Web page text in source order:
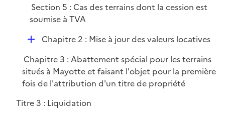
i
e
r
Section 5 : Cas des terrains dont la cession est
soumise à TVA
D
p
l
i
e
Chapitre 2 : Mise à jour des valeurs locatives
Chapitre 3 : Abattement spécial pour les terrains
situés à Mayotte et faisant l'objet pour la première
fois de l'attribution d'un titre de propriété
Titre 3 : Liquidation